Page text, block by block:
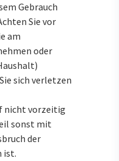
Gebrauch
Sie vor
am
oder
sich verletzen
nicht vorzeitig
sonst mit
der
ist.